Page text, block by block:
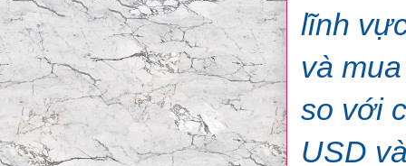
lĩnh
và
so với
USD